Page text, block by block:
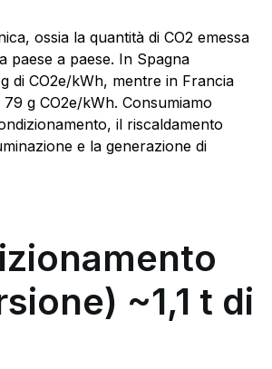
ossia la quantità di CO2 emessa
paese a paese. In Spagna
di CO2e/kWh, mentre in Francia
g CO2e/kWh. Consumiamo
il riscaldamento
e la generazione di
~1,1 t di